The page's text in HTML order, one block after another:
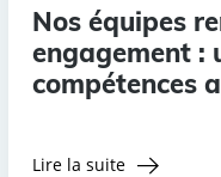
Nos équipes
engagement :
compétences
Lire la suite